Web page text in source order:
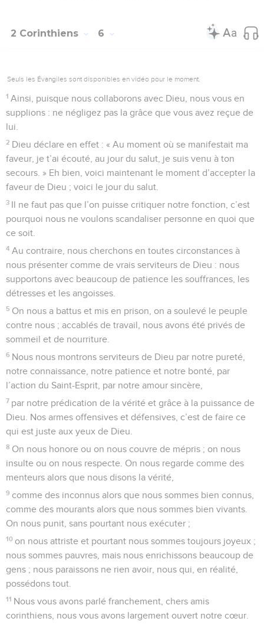
2 Corinthiens 6
Seuls les Évangiles sont disponibles en vidéo pour le moment.
1 Ainsi, puisque nous collaborons avec Dieu, nous vous en
supplions : ne négligez pas la grâce que vous avez reçue de
lui.
2 Dieu déclare en effet : « Au moment où se manifestait ma
faveur, je t’ai écouté, au jour du salut, je suis venu à ton
secours. » Eh bien, voici maintenant le moment d’accepter la
faveur de Dieu ; voici le jour du salut.
3 Il ne faut pas que l’on puisse critiquer notre fonction, c’est
pourquoi nous ne voulons scandaliser personne en quoi que
ce soit.
4 Au contraire, nous cherchons en toutes circonstances à
nous présenter comme de vrais serviteurs de Dieu : nous
supportons avec beaucoup de patience les souffrances, les
détresses et les angoisses.
5 On nous a battus et mis en prison, on a soulevé le peuple
contre nous ; accablés de travail, nous avons été privés de
sommeil et de nourriture.
6 Nous nous montrons serviteurs de Dieu par notre pureté,
notre connaissance, notre patience et notre bonté, par
l’action du Saint-Esprit, par notre amour sincère,
7 par notre prédication de la vérité et grâce à la puissance de
Dieu. Nos armes offensives et défensives, c’est de faire ce
qui est juste aux yeux de Dieu.
8 On nous honore ou on nous couvre de mépris ; on nous
insulte ou on nous respecte. On nous regarde comme des
menteurs alors que nous disons la vérité,
9 comme des inconnus alors que nous sommes bien connus,
comme des mourants alors que nous sommes bien vivants.
On nous punit, sans pourtant nous exécuter ;
10 on nous attriste et pourtant nous sommes toujours joyeux ;
nous sommes pauvres, mais nous enrichissons beaucoup de
gens ; nous paraissons ne rien avoir, nous qui, en réalité,
possédons tout.
11 Nous vous avons parlé franchement, chers amis
corinthiens, nous vous avons largement ouvert notre cœur.